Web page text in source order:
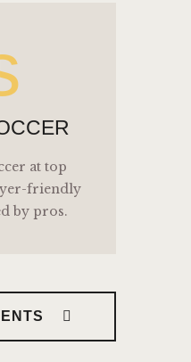
at top
friendly
by pros.